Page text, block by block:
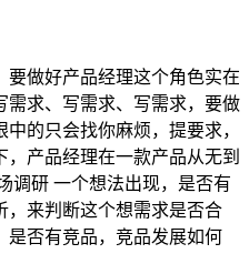
做好产品经理这个角色实在
需求、写需求、写需求，要做
的只会找你麻烦，提要求，
产品经理在一款产品从无到
调研 一个想法出现，是否有
，来判断这个想需求是否合
是否有竞品，竞品发展如何